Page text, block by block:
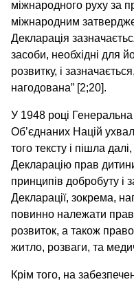
міжнародного руху за
міжнародним
Декларація
засоби, необхідні для
розвитку, і
нагодована” [2;20].
У 1948 році
Об’єднаних Націй
того тексту і пішла
Декларацію прав
принципів добробуту і
Декларації, зокрема,
повинно належати
розвиток, а також
житло, розваги, та
Крім того, на